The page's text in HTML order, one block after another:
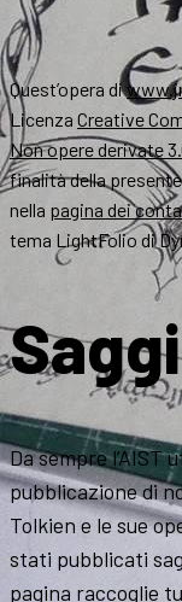
Quest’opera di
Licenza Creative
Non opere derivate
finalità della
nella pagina dei
tema LightFolio di
Saggi
Da sempre l’AIST
pubblicazione di
Tolkien e le sue
stati pubblicati
pagina raccoglie